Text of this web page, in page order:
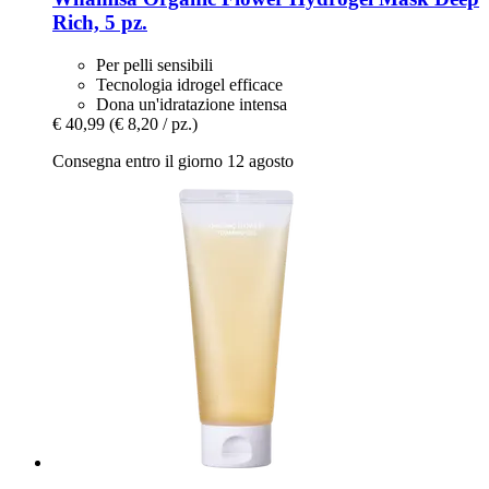
Rich, 5 pz.
Per pelli sensibili
Tecnologia idrogel efficace
Dona un'idratazione intensa
€ 40,99 (€ 8,20 / pz.)
Consegna entro il giorno 12 agosto